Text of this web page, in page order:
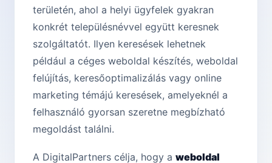
területén, ahol a helyi ügyfelek gyakran
konkrét településnévvel együtt keresnek
szolgáltatót. Ilyen keresések lehetnek
például a céges weboldal készítés, weboldal
felújítás, keresőoptimalizálás vagy online
marketing témájú keresések, amelyeknél a
felhasználó gyorsan szeretne megbízható
megoldást találni.
A DigitalPartners célja, hogy a weboldal